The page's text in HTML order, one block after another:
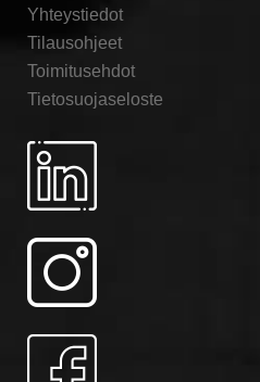
Yhteystiedot
Tilausohjeet
Toimitusehdot
Tietosuojaseloste